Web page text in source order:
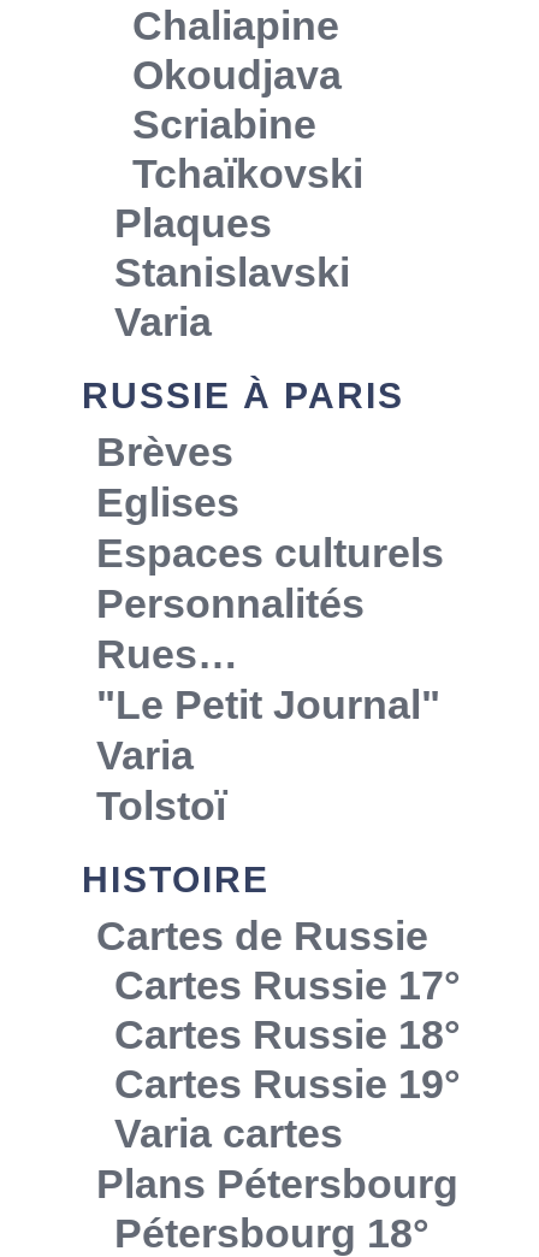
Chaliapine
Okoudjava
Scriabine
Tchaïkovski
Plaques
Stanislavski
Varia
RUSSIE À PARIS
Brèves
Eglises
Espaces culturels
Personnalités
Rues…
"Le Petit Journal"
Varia
Tolstoï
HISTOIRE
Cartes de Russie
Cartes Russie 17°
Cartes Russie 18°
Cartes Russie 19°
Varia cartes
Plans Pétersbourg
Pétersbourg 18°